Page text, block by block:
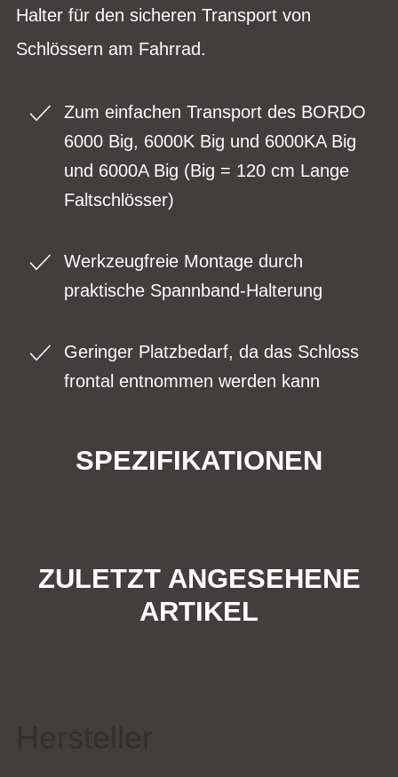
Halter für den sicheren Transport von
Schlössern am Fahrrad.
Zum einfachen Transport des BORDO
6000 Big, 6000K Big und 6000KA Big
und 6000A Big (Big = 120 cm Lange
Faltschlösser)
Werkzeugfreie Montage durch
praktische Spannband-Halterung
Geringer Platzbedarf, da das Schloss
frontal entnommen werden kann
SPEZIFIKATIONEN
ZULETZT ANGESEHENE
ARTIKEL